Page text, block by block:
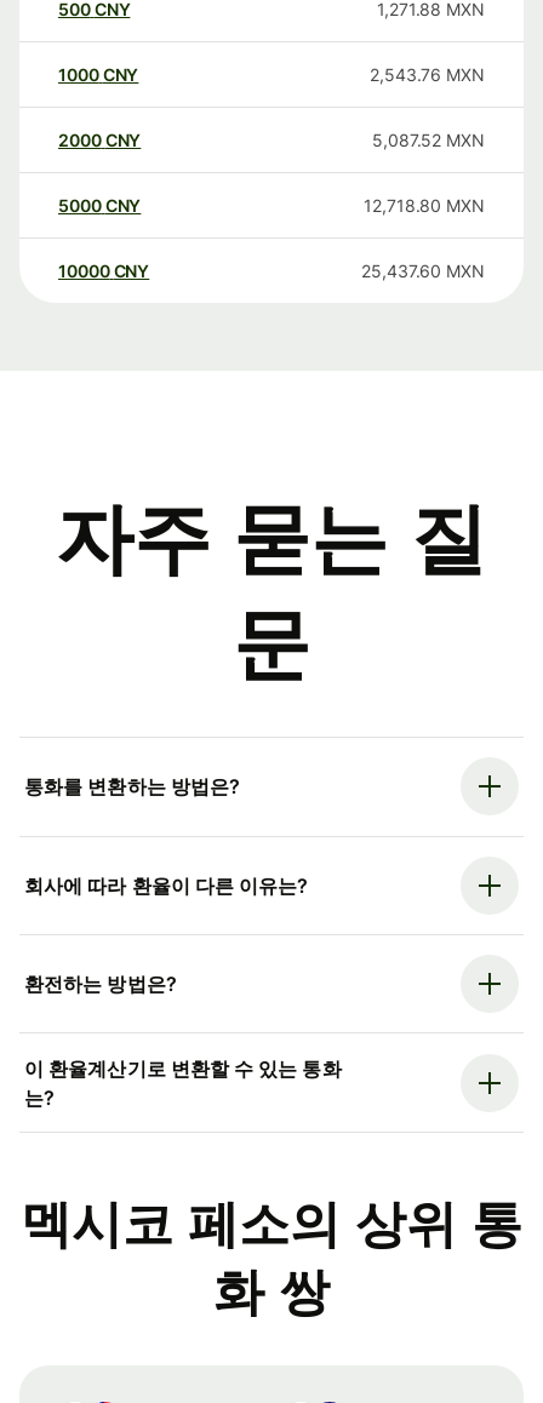
500CNY 1,271.88 MXN
1000CNY 2,543.76 MXN
2000CNY 5,087.52 MXN
5000CNY 12,718.80 MXN
10000 CNY 25,437.60 MXN
자주 묻는 질
문
통화를 변환하는 방법은?
회사에 따라 환율이 다른 이유는?
환전하는 방법은?
이 환율계산기로 변환할 수 있는 통화
는?
멕시코 페소의 상위 통
화 쌍